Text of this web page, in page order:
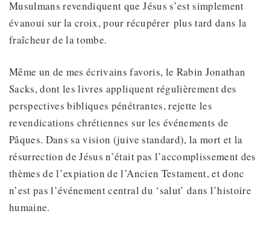
Musulmans revendiquent que Jésus s’est simplement
évanoui sur la croix, pour récupérer plus tard dans la
fraîcheur de la tombe.
Même un de mes écrivains favoris, le Rabin Jonathan
Sacks, dont les livres appliquent régulièrement des
perspectives bibliques pénétrantes, rejette les
revendications chrétiennes sur les événements de
Pâques. Dans sa vision (juive standard), la mort et la
résurrection de Jésus n’était pas l’accomplissement des
thèmes de l’expiation de l’Ancien Testament, et donc
n’est pas l’événement central du ‘salut’ dans l’histoire
humaine.